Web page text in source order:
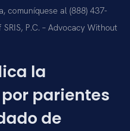
comuníquese al (888) 437-
P.C. – Advocacy Without
la
parientes
de